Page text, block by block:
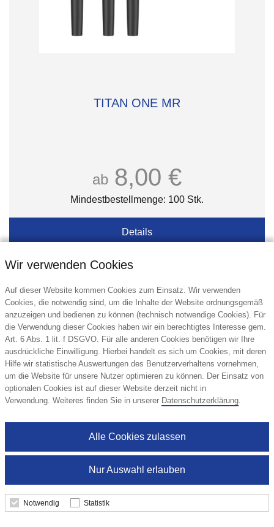
TITAN ONE MR
ab 8,00 €
Mindestbestellmenge: 100 Stk.
Details
MOOD R GUM
Wir verwenden Cookies
Auf dieser Website kommen Cookies zum Einsatz. Wir verwenden
Cookies, die notwendig sind, um die Inhalte der Website ordnungsgemäß
anzuzeigen und bedienen zu können (technisch notwendige Cookies). Für
die Verwendung dieser Cookies haben wir ein berechtigtes Interesse gem.
Art. 6 Abs. 1 lit. f DSGVO. Für alle anderen Cookies benötigen wir Ihre
ausdrückliche Einwilligung. Hierbei handelt es sich um Cookies, mit deren
Hilfe wir statistische Auswertungen des Benutzerverhaltens vornehmen,
um die Website für unsere Nutzer optimieren zu können. Der Einsatz von
optionalen Cookies ist auf dieser Website derzeit nicht in
Verwendung. Weiteres finden Sie in unserer Datenschutzerklärung.
Nur Auswahl erlauben
Alle Cookies zulassen
Notwendig Statistik